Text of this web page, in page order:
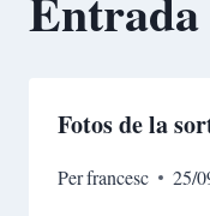
Fotos de la
Perfrancesc 25/